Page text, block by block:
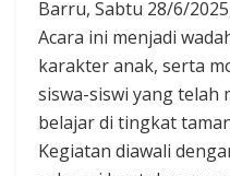
Barru, Sabtu 28/6/
Acara ini menjadi
karakter anak, serta
siswa-siswi yang telah
belajar di tingkat
Kegiatan diawali